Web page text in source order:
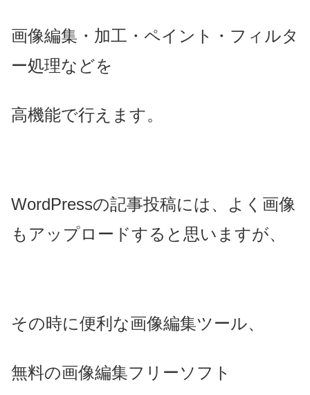
画像編集・加工・ペイント・フィルタ
ー処理などを
高機能で行えます。
WordPressの記事投稿には、よく画像
もアップロードすると思いますが、
その時に便利な画像編集ツール、
無料の画像編集フリーソフト